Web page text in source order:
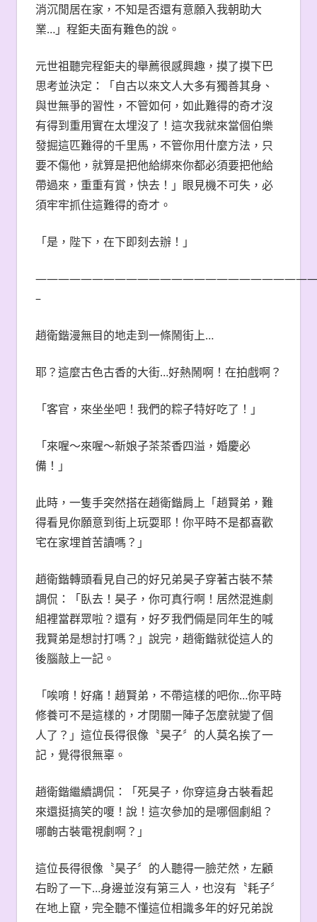
消沉閒居在家，不知是否還有意願入我朝助大
業…」程鉅夫面有難色的說。
元世祖聽完程鉅夫的舉薦很感興趣，摸了摸下巴
思考並決定：「自古以來文人大多有獨善其身、
與世無爭的習性，不管如何，如此難得的奇才沒
有得到重用實在太埋沒了！這次我就來當個伯樂
發掘這匹難得的千里馬，不管你用什麼方法，只
要不傷他，就算是把他給綁來你都必須要把他給
帶過來，重重有賞，快去！」眼見機不可失，必
須牢牢抓住這難得的奇才。
「是，陛下，在下即刻去辦！」
–
趙衛鍇漫無目的地走到一條鬧街上…
耶？這麼古色古香的大街…好熱鬧啊！在拍戲啊？
「客官，來坐坐吧！我們的粽子特好吃了！」
「來喔〜來喔〜新娘子茶茶香四溢，婚慶必
備！」
此時，一隻手突然搭在趙衛鍇肩上「趙賢弟，難
得看見你願意到街上玩耍耶！你平時不是都喜歡
宅在家埋首苦讀嗎？」
趙衛鍇轉頭看見自己的好兄弟昊子穿著古裝不禁
調侃：「臥去！昊子，你可真行啊！居然混進劇
組裡當群眾啦？還有，好歹我們倆是同年生的喊
我賢弟是想討打嗎？」說完，趙衛鍇就從這人的
後腦敲上一記。
「唉唷！好痛！趙賢弟，不帶這樣的吧你…你平時
修養可不是這樣的，才閉關一陣子怎麼就變了個
人了？」這位長得很像〝昊子〞的人莫名挨了一
記，覺得很無辜。
趙衛鍇繼續調侃：「死昊子，你穿這身古裝看起
來還挺搞笑的嗄！說！這次參加的是哪個劇組？
哪齣古裝電視劇啊？」
這位長得很像〝昊子〞的人聽得一臉茫然，左顧
右盼了一下…身邊並沒有第三人，也沒有〝耗子〞
在地上竄，完全聽不懂這位相識多年的好兄弟說